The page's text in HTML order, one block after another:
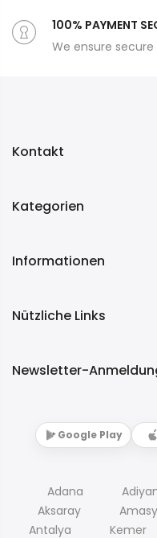
100% PAYMENT
We ensure
Kontakt
Kategorien
Informationen
Nützliche Links
Newsletter-
Google Play
Adana
Aksaray
Antalya
Kemer